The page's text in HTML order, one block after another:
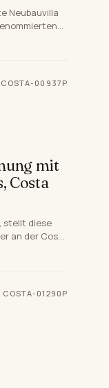
Neubauvilla
mit fünf
COSTA-00937P
mit
Costa
stellt diese
an der Costa
In einer
COSTA-01290P